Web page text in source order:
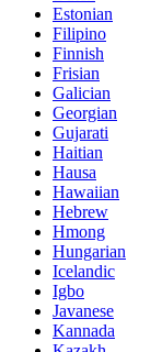
Estonian
Filipino
Finnish
Frisian
Galician
Georgian
Gujarati
Haitian
Hausa
Hawaiian
Hebrew
Hmong
Hungarian
Icelandic
Igbo
Javanese
Kannada